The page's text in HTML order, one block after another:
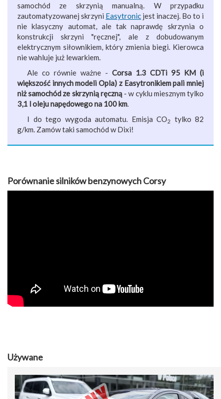
samochód ze skrzynią manualną. W przypadku
zautomatyzowanej skrzyni Easytronic jest inaczej. Bo to i
nie klasyczny automat, ale tak naprawdę skrzynia o
konstrukcji skrzyni "ręcznej", ale z dobudowanym
elektrycznym siłownikiem, który zmienia biegi. Kierowca
nie wahluje już lewarkiem.
Ale co równie ważne - Corsa 1.3 CDTi 95 KM (i
większość innych modeli Opla) z Easytronikiem pali mniej
niż samochód ze skrzynią ręczną- w cyklu miesznym tylko
3,1 l oleju napędowego na 100 km.
I do tego wygoda automatu. Emisja CO2
tylko 82
g/km. Zamów taki samochód w Dixi!
Porównanie silników benzynowych Corsy
Używane